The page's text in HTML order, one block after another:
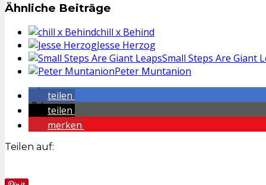
Ähnliche Beiträge
chill x Behind
Jesse Herzog
Small Steps Are Giant
Peter Muntanion
teilen
teilen
merken
Teilen auf: